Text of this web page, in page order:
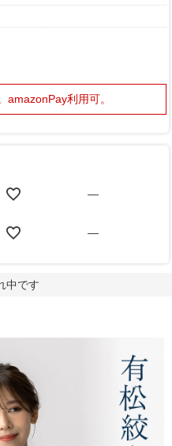
amazonPay利用可。
—
—
中です